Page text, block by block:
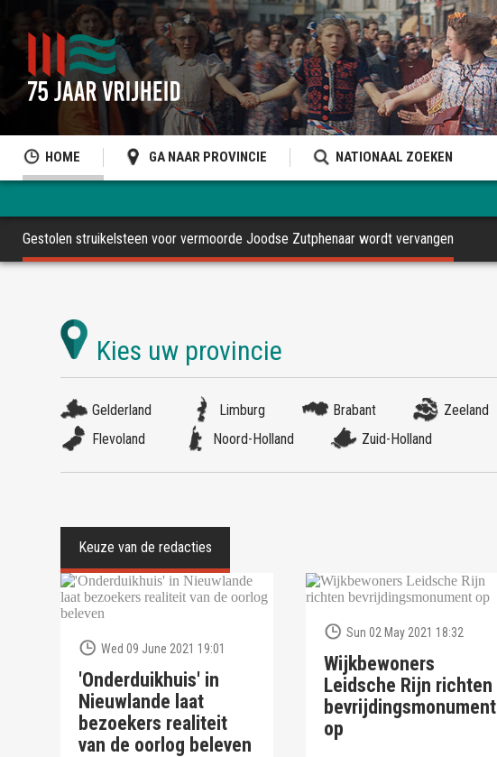
HOME GA NAAR PROVINCIE NATIONAAL ZOEKEN
Gestolen struikelsteen voor vermoorde Joodse Zutphenaar wordt vervangen
Gelderland Limburg Brabant Zeeland
Flevoland
Noord-Holland Zuid-Holland
Wed 09 June 2021 19:01
'Onderduikhuis' in
Nieuwlande laat
bezoekers realiteit
van de oorlog beleven
Sun 02 May 2021 18:32
Wijkbewoners
Leidsche Rijn richten
bevrijdingsmonument
op